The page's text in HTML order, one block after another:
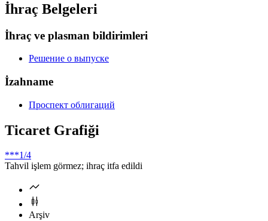
İhraç Belgeleri
İhraç ve plasman bildirimleri
Решение о выпуске
İzahname
Проспект облигаций
Ticaret Grafiği
***1/4
Tahvil işlem görmez; ihraç itfa edildi
Arşiv